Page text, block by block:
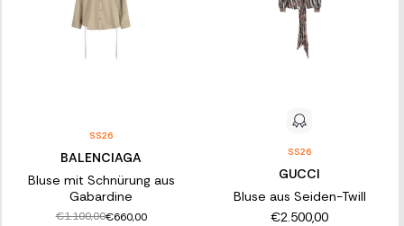
SS26
BALENCIAGA
Bluse mit Schnürung aus
Gabardine
€1.100,00€660,00
SS26
GUCCI
Bluse aus Seiden-Twill
€2.500,00